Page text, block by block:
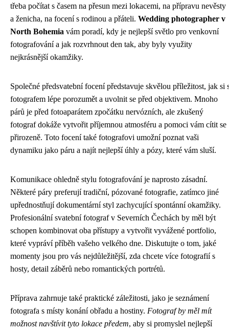
třeba počítat s časem na přesun mezi lokacemi, na přípravu nevěsty
a ženicha, na focení s rodinou a přáteli. Wedding photographer v
North Bohemia vám poradí, kdy je nejlepší světlo pro venkovní
fotografování a jak rozvrhnout den tak, aby byly využity
nejkrásnější okamžiky.
Společné předsvatební focení představuje skvělou příležitost, jak si
fotografem lépe porozumět a uvolnit se před objektivem. Mnoho
párů je před fotoaparátem zpočátku nervózních, ale zkušený
fotograf dokáže vytvořit příjemnou atmosféru a pomoci vám cítit se
přirozeně. Toto focení také fotografovi umožní poznat vaši
dynamiku jako páru a najít nejlepší úhly a pózy, které vám sluší.
Komunikace ohledně stylu fotografování je naprosto zásadní.
Některé páry preferují tradiční, pózované fotografie, zatímco jiné
upřednostňují dokumentární styl zachycující spontánní okamžiky.
Profesionální svatební fotograf v Severních Čechách by měl být
schopen kombinovat oba přístupy a vytvořit vyvážené portfolio,
které vypráví příběh vašeho velkého dne. Diskutujte o tom, jaké
momenty jsou pro vás nejdůležitější, zda chcete více fotografií s
hosty, detail záběrů nebo romantických portrétů.
Příprava zahrnuje také praktické záležitosti, jako je seznámení
fotografa s místy konání obřadu a hostiny. Fotograf by měl mít
možnost navštívit tyto lokace předem, aby si promyslel nejlepší